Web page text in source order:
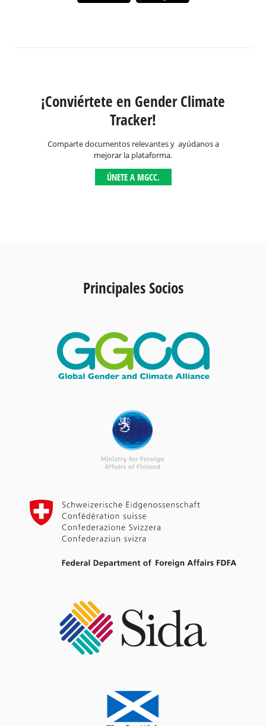
¡Conviértete en Gender Climate
Tracker!
Comparte documentos relevantes y ayúdanos a
mejorar la plataforma.
ÚNETE A MGCC.
Principales Socios